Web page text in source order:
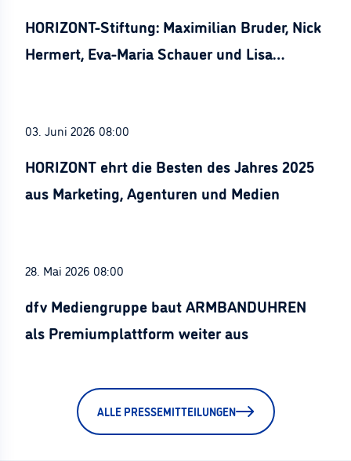
HORIZONT-Stiftung: Maximilian Bruder, Nick
Hermert, Eva-Maria Schauer und Lisa
03. Juni 2026 08:00
HORIZONT ehrt die Besten des Jahres 2025
aus Marketing, Agenturen und Medien
28. Mai 2026 08:00
dfv Mediengruppe baut ARMBANDUHREN
als Premiumplattform weiter aus
ALLE PRESSEMITTEILUNGEN